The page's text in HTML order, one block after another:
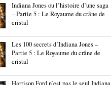
Indiana Jones ou l’histoire d’une saga
– Partie 5 : Le Royaume du crâne de
cristal
Les 100 secrets d’Indiana Jones –
Partie 5 : Le Royaume du crâne de
cristal
Harrison Ford n’est pas le seul Indiana